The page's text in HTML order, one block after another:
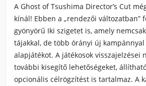
A Ghost of Tsushima Director’s Cut
kínál! Ebben a „rendezői változatban”
gyönyörű Iki szigetet is, amely
tájakkal, de több órányi új
alapjátékot. A játékosok visszajelzései
további kisegítő lehetőségeket,
opcionális célrögzítést is tartalmaz. A